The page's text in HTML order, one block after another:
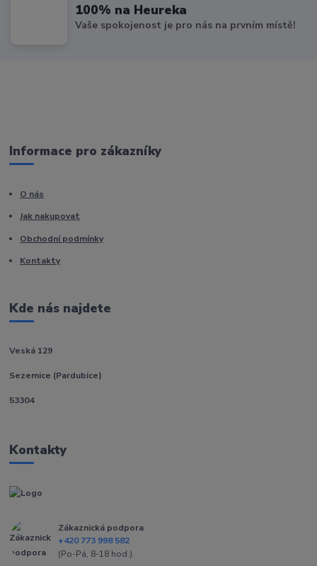
100% na Heureka
Vaše spokojenost je pro nás na prvním místě!
Informace pro zákazníky
O nás
Jak nakupovat
Obchodní podmínky
Kontakty
Kde nás najdete
Veská 129
Sezemice (Pardubice)
53304
Kontakty
Zákaznická podpora
+420 773 998 582
(Po-Pá, 8-18 hod.)